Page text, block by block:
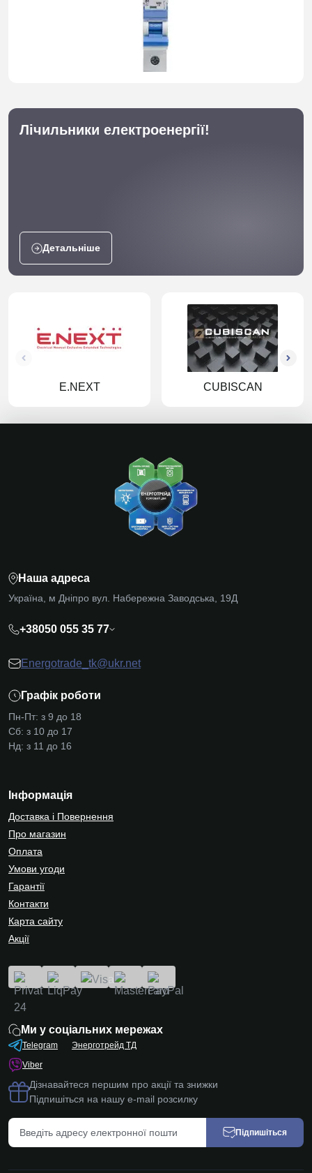
Лічильники електроенергії!
Детальніше
E.NEXT CUBISCAN
Наша адреса
Україна, м Дніпро вул. Набережна Заводська, 19Д
+38050 055 35 77
Energotrade_tk@ukr.net
Графік роботи
Пн-Пт: з 9 до 18
Сб: з 10 до 17
Нд: з 11 до 16
Інформація
Доставка і Повернення
Про магазин
Оплата
Умови угоди
Гарантії
Контакти
Карта сайту
Акції
Ми у соціальних мережах
Telegram
Viber
Энерготрейд ТД
Дізнавайтеся першим про акції та знижки
Підпишіться на нашу e-mail розсилку
Підпишіться